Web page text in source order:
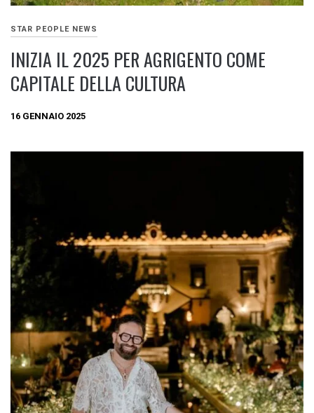
STAR PEOPLE NEWS
INIZIA IL 2025 PER AGRIGENTO COME
CAPITALE DELLA CULTURA
16 GENNAIO 2025